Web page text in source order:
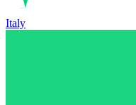
Italy